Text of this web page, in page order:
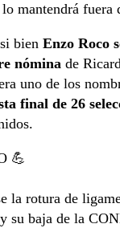
mantendrá fuera
bien Enzo Roco
nómina de
uno de los
final de 26
💪
la rotura de
su baja de la